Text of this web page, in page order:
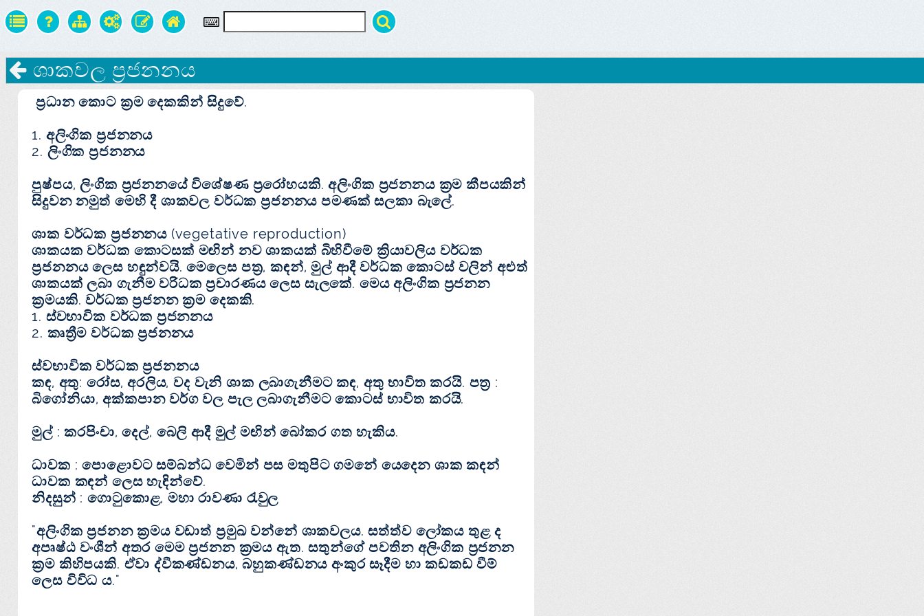
ශාකවල ප්‍රජනනය
ප්‍රධාන කොට ක්‍රම දෙකකින් සිදුවේ.
1. අලිංගික ප්‍රජනනය
2. ලිංගික ප්‍රජනනය
පුෂ්පය, ලිංගික ප්‍රජනනයේ විශේෂණ ප්‍රරෝහයකි. අලිංගික ප්‍රජනනය ක්‍රම කීපයකින්
සිදුවන නමුත් මෙහි දී ශාකවල වර්ධක ප්‍රජනනය පමණක් සලකා බැලේ.
ශාක වර්ධක ප්‍රජනනය (vegetative reproduction)
ශාකයක වර්ධක කොටසක් මඟින් නව ශාකයක් බිහිවීමේ ක්‍රියාවලිය වර්ධක
ප්‍රජනනය ලෙස හඳුන්වයි. මෙලෙස පත්‍ර, කඳන්, මුල් ආදී වර්ධක කොටස් වලින් අළුත්
ශාකයක් ලබා ගැනීම වරිධක ප්‍රචාරණය ලෙස සැලකේ. මෙය අලිංගික ප්‍රජනන
ක්‍රමයකි. වර්ධක ප්‍රජනන ක්‍රම දෙකකි.
1. ස්වභාවික වර්ධක ප්‍රජනනය
2. කෘත්‍රීම වර්ධක ප්‍රජනනය
ස්වභාවික වර්ධක ප්‍රජනනය
කඳ, අතු: රෝස, අරලිය, වද වැනි ශාක ලබාගැනීමට කඳ, අතු භාවිත කරයි. පත්‍ර :
බිගෝනියා, අක්කපාන වර්ග වල පැල ලබාගැනීමට කොටස් භාවිත කරයි.
මුල් : කරපිංචා, දෙල්, බෙලි ආදී මුල් මඟින් බෝකර ගත හැකිය.
ධාවක : පොළොවට සම්බන්ධ වෙමින් පස මතුපිට ගමනේ යෙදෙන ශාක කඳන්
ධාවක කඳන් ලෙස හැඳින්වේ.
නිදසුන් : ගොටුකොළ, මහා රාවණා රැවුල
"අලිංගික ප්‍රජනන ක්‍රමය වඩාත් ප්‍රමුඛ වන්නේ ශාකවලය. සත්ත්ව ලෝකය තුළ ද
අපෘෂ්ඨ වංශීන් අතර මෙම ප්‍රජනන ක්‍රමය ඇත. සතුන්ගේ පවතින අලිංගික ප්‍රජනන
ක්‍රම කිහිපයකි. ඒවා ද්වීකණ්ඩනය, බහුකණ්ඩනය අංකුර සෑදීම හා කඩකඩ වීම්
ලෙස විවිධ ය."